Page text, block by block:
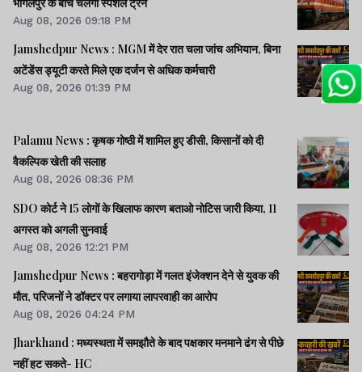
Aug 08, 2026 09:18 PM
Jamshedpur News : MGM में देर रात चला जांच अभियान, बिना
अटेंडेंस ड्यूटी करते मिले एक दर्जन से अधिक कर्मचारी
Aug 08, 2026 01:39 PM
Palamu News : कृषक गोष्ठी में शामिल हुए डीसी, किसानों को दी
वैकल्पिक खेती की सलाह
Aug 08, 2026 08:36 PM
SDO कोर्ट ने 15 लोगों के खिलाफ कारण बताओ नोटिस जारी किया, 11
अगस्त को अगली सुनवाई
Aug 08, 2026 12:21 PM
Jamshedpur News : बहरागोड़ा में गलत इंजेक्शन देने से युवक की
मौत, परिजनों ने डॉक्टर पर लगाया लापरवाही का आरोप
Aug 08, 2026 04:24 PM
Jharkhand : मध्यस्थता में समझौते के बाद पक्षकार मनमाने ढंग से पीछे
नहीं हट सकते- HC